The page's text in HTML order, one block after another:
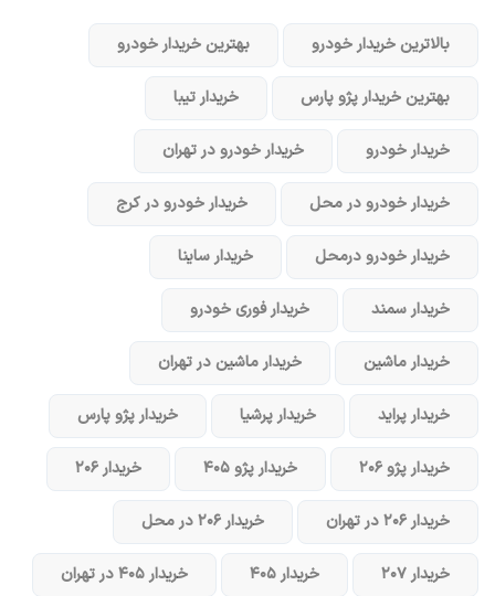
بالاترین خریدار خودرو بهترین خریدار خودرو
بهترین خریدار پژو پارس خریدار تیبا
خریدار خودرو خریدار خودرو در تهران
خریدار خودرو در محل خریدار خودرو در کرج
خریدار خودرو در‌محل خریدار ساینا
خریدار سمند خریدار فوری خودرو
خریدار ماشین خریدار ماشین در تهران
خریدار پراید خریدار پرشیا خریدار پژو پارس
خریدار پژو ۲۰۶ خریدار پژو ۴۰۵ خریدار ۲۰۶
خریدار ۲۰۶ در تهران خریدار ۲۰۶ در محل
خریدار ۲۰۷ خریدار ۴۰۵ خریدار ۴۰۵ در تهران